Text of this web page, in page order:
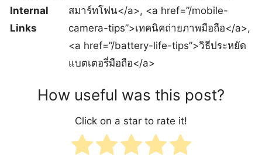
Internal
Links
สมาร์ทโฟน</a>, <a href=”/mobile-
camera-tips”>เทคนิคถ่ายภาพมือถือ</a>,
<a href=”/battery-life-tips”>วิธีประหยัด
แบตเตอรี่มือถือ</a>
How useful was this post?
Click on a star to rate it!